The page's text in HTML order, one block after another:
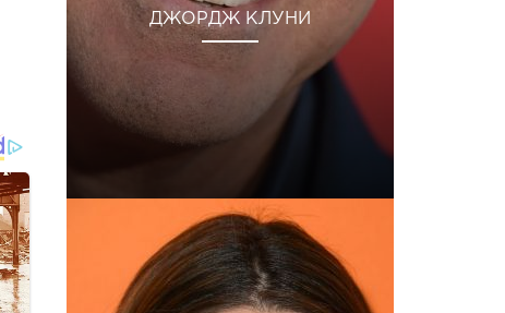
ДЖОРДЖ КЛУНИ